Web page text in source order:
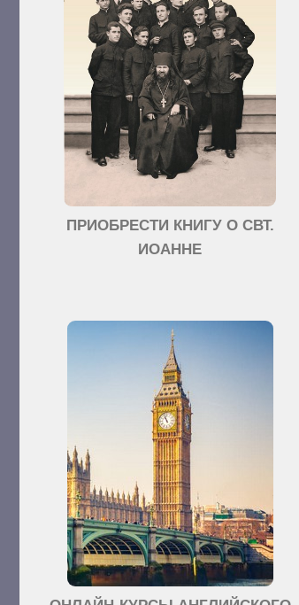
ПРИОБРЕСТИ КНИГУ О СВТ.
ИОАННЕ